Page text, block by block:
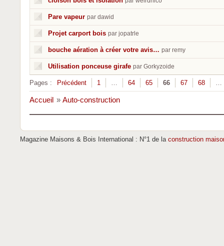
Pare vapeur par dawid
Projet carport bois par jopatrle
bouche aération à créer votre avis… par remy
Utilisation ponceuse girafe par Gorkyzoide
Pages : Précédent 1 … 64 65 66 67 68 …
Accueil » Auto-construction
Magazine Maisons & Bois International : N°1 de la construction